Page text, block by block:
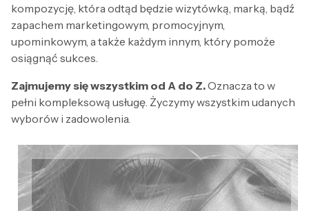
kompozycję, która odtąd będzie wizytówką, marką, bądź
zapachem marketingowym, promocyjnym,
upominkowym, a także każdym innym, który pomoże
osiągnąć sukces.
Zajmujemy się wszystkim od A do Z.Oznacza to w
pełni kompleksową usługę. Życzymy wszystkim udanych
wyborów i zadowolenia.